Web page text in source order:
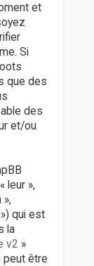
et
Si
que des
des
et/ou
leur »,
qui est
la
v2 »
peut être